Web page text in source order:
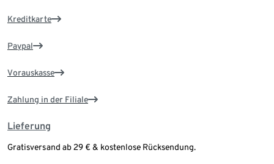
Kreditkarte
Paypal
Vorauskasse
Zahlung in der Filiale
Lieferung
Gratisversand ab 29 € & kostenlose Rücksendung.